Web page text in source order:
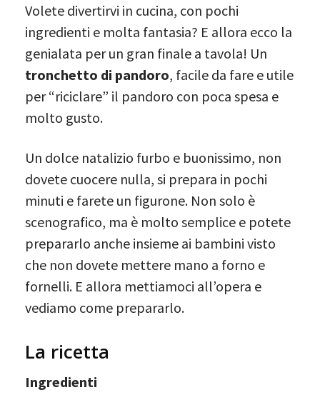
Volete divertirvi in cucina, con pochi
ingredienti e molta fantasia? E allora ecco la
genialata per un gran finale a tavola! Un
tronchetto di pandoro, facile da fare e utile
per “riciclare” il pandoro con poca spesa e
molto gusto.
Un dolce natalizio furbo e buonissimo, non
dovete cuocere nulla, si prepara in pochi
minuti e farete un figurone. Non solo è
scenografico, ma è molto semplice e potete
prepararlo anche insieme ai bambini visto
che non dovete mettere mano a forno e
fornelli. E allora mettiamoci all’opera e
vediamo come prepararlo.
La ricetta
Ingredienti